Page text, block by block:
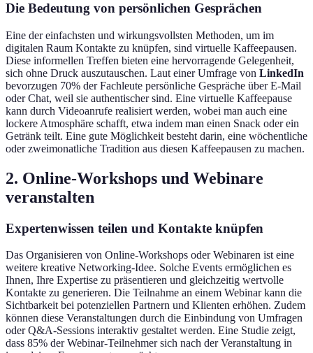
Die Bedeutung von persönlichen Gesprächen
Eine der einfachsten und wirkungsvollsten Methoden, um im
digitalen Raum Kontakte zu knüpfen, sind virtuelle Kaffeepausen.
Diese informellen Treffen bieten eine hervorragende Gelegenheit,
sich ohne Druck auszutauschen. Laut einer Umfrage von LinkedIn
bevorzugen 70% der Fachleute persönliche Gespräche über E-Mail
oder Chat, weil sie authentischer sind. Eine virtuelle Kaffeepause
kann durch Videoanrufe realisiert werden, wobei man auch eine
lockere Atmosphäre schafft, etwa indem man einen Snack oder ein
Getränk teilt. Eine gute Möglichkeit besteht darin, eine wöchentliche
oder zweimonatliche Tradition aus diesen Kaffeepausen zu machen.
2. Online-Workshops und Webinare
veranstalten
Expertenwissen teilen und Kontakte knüpfen
Das Organisieren von Online-Workshops oder Webinaren ist eine
weitere kreative Networking-Idee. Solche Events ermöglichen es
Ihnen, Ihre Expertise zu präsentieren und gleichzeitig wertvolle
Kontakte zu generieren. Die Teilnahme an einem Webinar kann die
Sichtbarkeit bei potenziellen Partnern und Klienten erhöhen. Zudem
können diese Veranstaltungen durch die Einbindung von Umfragen
oder Q&A-Sessions interaktiv gestaltet werden. Eine Studie zeigt,
dass 85% der Webinar-Teilnehmer sich nach der Veranstaltung in